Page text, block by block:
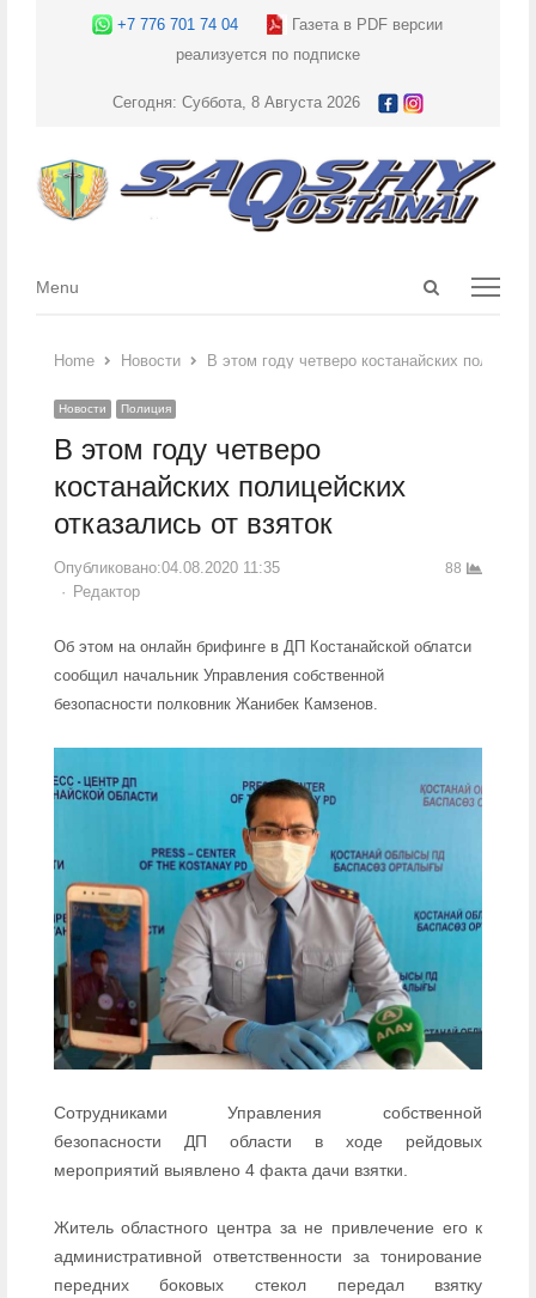
+7 776 701 74 04
Газета в PDF версии
реализуется по подписке
Сегодня: Суббота, 8 Августа 2026
Open
Menu
Menu
Home Новости В этом году четверо костанайских
Новости Полиция
В этом году четверо
костанайских полицейских
отказались от взяток
Опубликовано:04.08.2020 11:35
Author
Редактор
88
Об этом на онлайн брифинге в ДП Костанайской облатси
сообщил начальник Управления собственной
безопасности полковник Жанибек Камзенов.
Сотрудниками Управления собственной
безопасности ДП области в ходе рейдовых
мероприятий выявлено 4 факта дачи взятки.
Житель областного центра за не привлечение его к
административной ответственности за тонирование
передних боковых стекол передал взятку